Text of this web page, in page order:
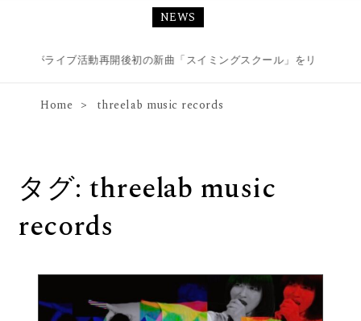
NEWS
がライブ活動再開後初の新曲「スイミングスクール」をリリース &
Home threelab music records
タグ:threelab music
records